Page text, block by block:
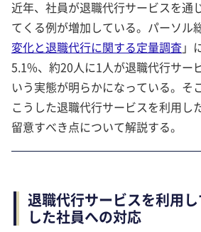
近年、社員が退職代行サービスを通
てくる例が増加している。パーソル
変化と退職代行に関する定量調査」
5.1%、約20人に1人が退職代行サー
いう実態が明らかになっている。そ
こうした退職代行サービスを利用し
留意すべき点について解説する。
退職代行サービスを利用
した社員への対応